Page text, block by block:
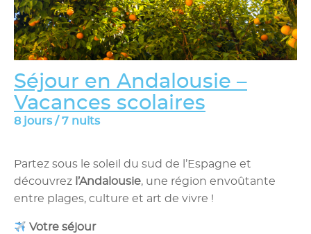
Séjour en Andalousie –
Vacances scolaires
8 jours / 7 nuits
Partez sous le soleil du sud de l’Espagne et
découvrez l’Andalousie, une région envoûtante
entre plages, culture et art de vivre !
Votre séjour